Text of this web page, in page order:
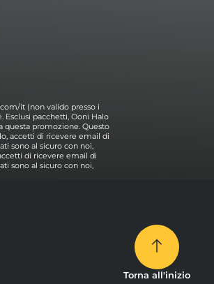
it (non valido presso i
Esclusi pacchetti, Ooni Halo
questa promozione. Questo
accetti di ricevere email di
sono al sicuro con noi,
di ricevere email di
sono al sicuro con noi,
Torna all'inizio